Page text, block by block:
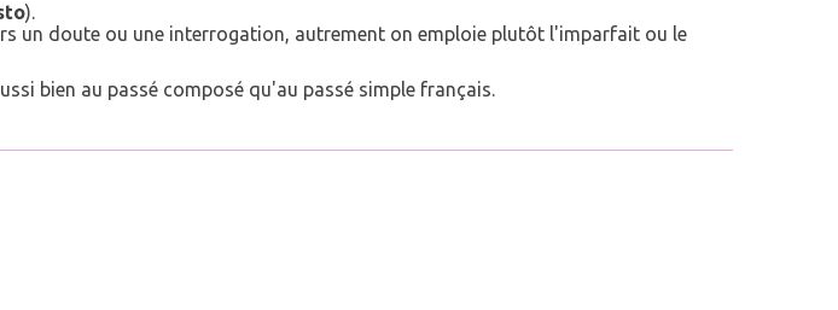
).
un doute ou une interrogation, autrement on emploie plutôt l'imparfait ou le
bien au passé composé qu'au passé simple français.